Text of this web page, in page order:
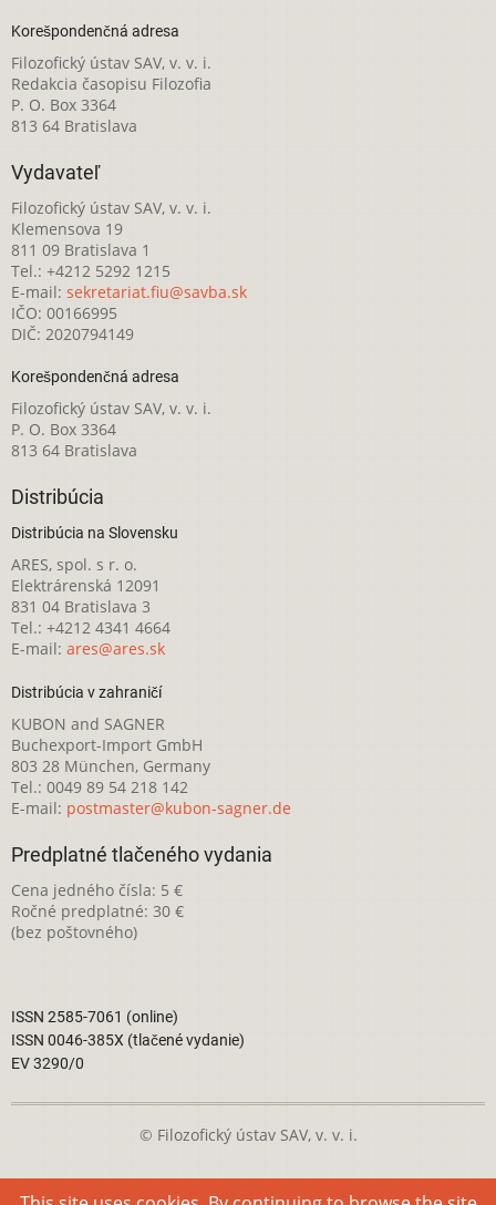
Korešpondenčná adresa
Filozofický ústav SAV, v. v. i.
Redakcia časopisu Filozofia
P. O. Box 3364
813 64 Bratislava
Vydavateľ
Filozofický ústav SAV, v. v. i.
Klemensova 19
811 09 Bratislava 1
Tel.: +4212 5292 1215
E-mail: sekretariat.fiu@savba.sk
IČO: 00166995
DIČ: 2020794149
Korešpondenčná adresa
Filozofický ústav SAV, v. v. i.
P. O. Box 3364
813 64 Bratislava
Distribúcia
Distribúcia na Slovensku
ARES, spol. s r. o.
Elektrárenská 12091
831 04 Bratislava 3
Tel.: +4212 4341 4664
E-mail: ares@ares.sk
Distribúcia v zahraničí
KUBON and SAGNER
Buchexport-Import GmbH
803 28 München, Germany
Tel.: 0049 89 54 218 142
E-mail: postmaster@kubon-sagner.de
Predplatné tlačeného vydania
Cena jedného čísla: 5 €
Ročné predplatné: 30 €
(bez poštovného)
ISSN 2585-7061 (online)
ISSN 0046-385X (tlačené vydanie)
EV 3290/0
© Filozofický ústav SAV, v. v. i.
Táto webová stránka je licencovaná podCreative Commons